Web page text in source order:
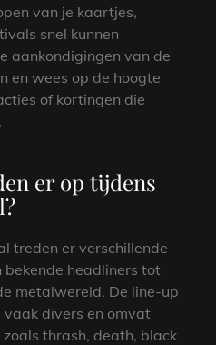
van je kaartjes,
snel kunnen
aankondigingen van de
en wees op de hoogte
of kortingen die
er op tijdens
treden er verschillende
headliners tot
metalwereld. De line-up
divers en omvat
thrash, death, black